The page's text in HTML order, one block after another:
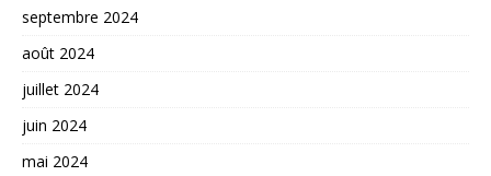
septembre 2024
août 2024
juillet 2024
juin 2024
mai 2024